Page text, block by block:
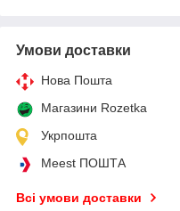
Умови доставки
Нова Пошта
Магазини Rozetka
Укрпошта
Meest ПОШТА
Всі умови доставки